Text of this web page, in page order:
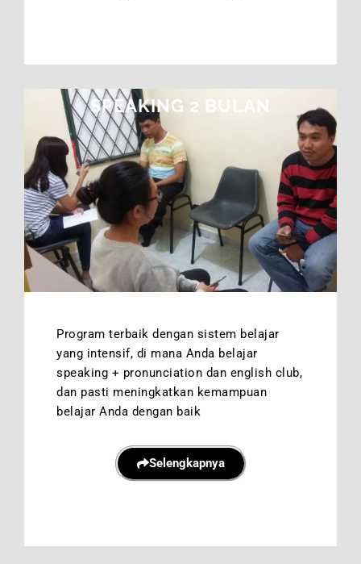
SPEAKING 2 BULAN
Program terbaik dengan sistem belajar
yang intensif, di mana Anda belajar
speaking + pronunciation dan english club,
dan pasti meningkatkan kemampuan
belajar Anda dengan baik
Selengkapnya